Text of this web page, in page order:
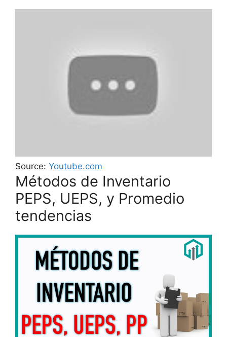
Source: Youtube.com
Métodos de Inventario
PEPS, UEPS, y Promedio
tendencias